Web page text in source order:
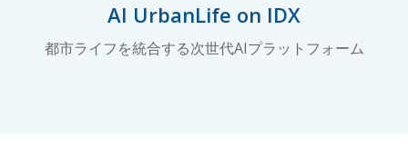
AI UrbanLife on IDX
都市ライフを統合する次世代AIプラットフォーム